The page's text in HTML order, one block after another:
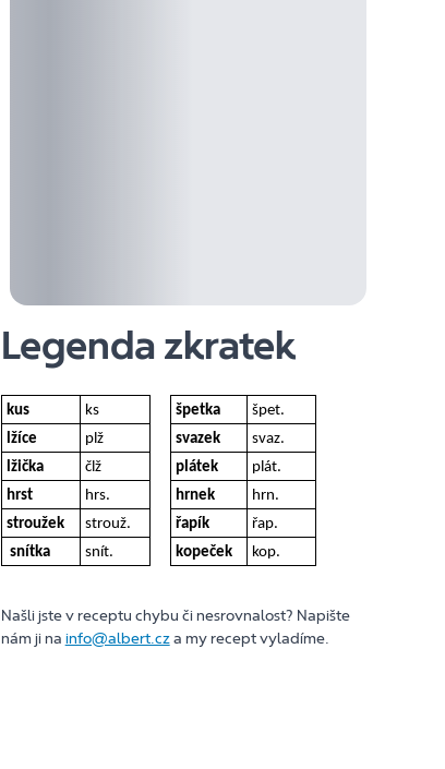
Legenda zkratek
kus ks špetka
špet.
lžíce
plž svazek
svaz.
lžička
člž plátek
plát.
hrst
hrs. hrnek
hrn.
stroužek
strouž. řapík
řap.
snítka
snít. kopeček kop.
Našli jste v receptu chybu či nesrovnalost? Napište
nám ji na info@albert.cza my recept vyladíme.